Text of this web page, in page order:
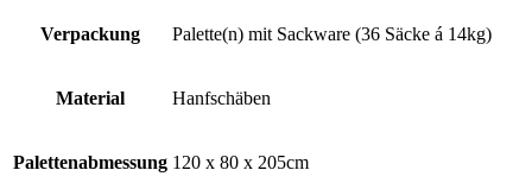
Verpackung Palette(n) mit Sackware (36 Säcke á 14kg)
Material Hanfschäben
Palettenabmessung 120 x 80 x 205cm